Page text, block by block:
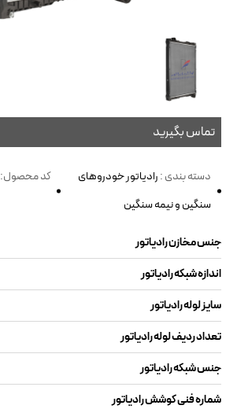
تماس بگیرید
دسته بندی :رادیاتور خودروهای
سنگین و نیمه سنگین
کد محصول: 4101010086
جنس مخازن رادیاتور
اندازه شبکه رادیاتور
سایز لوله رادیاتور
تعداد ردیف لوله رادیاتور
جنس شبکه رادیاتور
شماره فنی کوشش رادیاتور